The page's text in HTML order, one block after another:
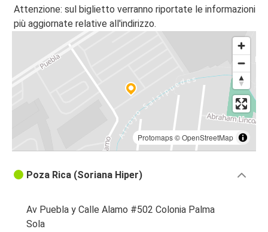
Attenzione: sul biglietto verranno riportate le informazioni
più aggiornate relative all'indirizzo.
Protomaps©OpenStreetMap
Poza Rica (Soriana Hiper)
Av Puebla y Calle Alamo #502 Colonia Palma
Sola